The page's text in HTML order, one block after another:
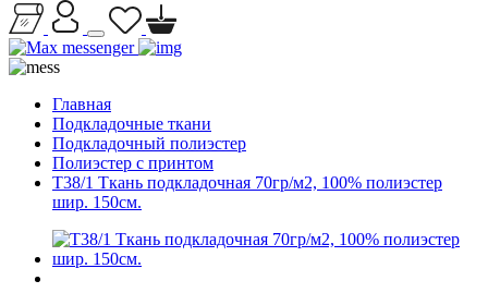
Главная
Подкладочные ткани
Подкладочный полиэстер
Полиэстер с принтом
T38/1 Ткань подкладочная 70гр/м2, 100% полиэстер
шир. 150см.